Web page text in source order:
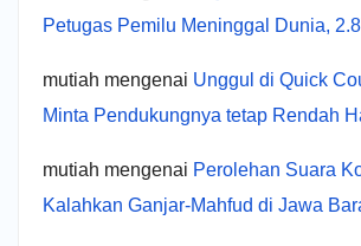
Petugas Pemilu Meninggal Dunia,
mutiah mengenai Unggul di Quick
Minta Pendukungnya tetap Rendah
mutiah mengenai Perolehan Suara
Kalahkan Ganjar-Mahfud di Jawa